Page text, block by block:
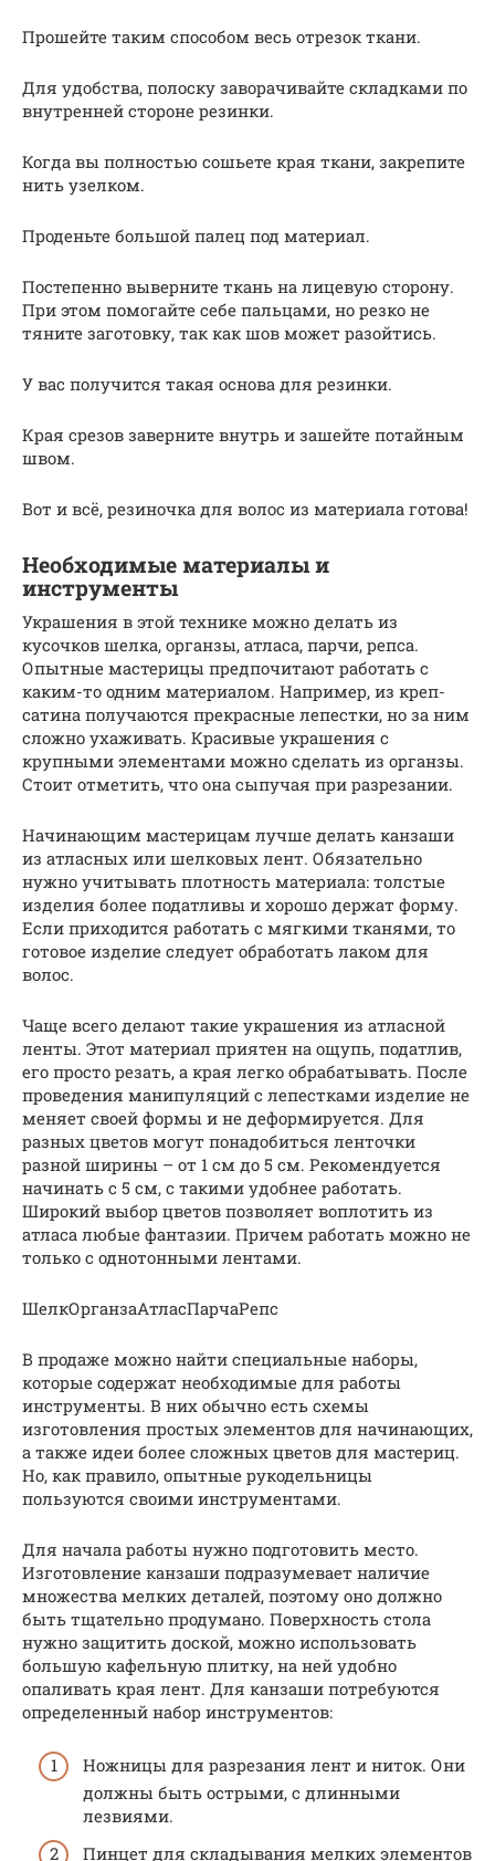
Прошейте таким способом весь отрезок ткани.
Для удобства, полоску заворачивайте складками по
внутренней стороне резинки.
Когда вы полностью сошьете края ткани, закрепите
нить узелком.
Проденьте большой палец под материал.
Постепенно выверните ткань на лицевую сторону.
При этом помогайте себе пальцами, но резко не
тяните заготовку, так как шов может разойтись.
У вас получится такая основа для резинки.
Края срезов заверните внутрь и зашейте потайным
швом.
Вот и всё, резиночка для волос из материала готова!
Необходимые материалы и
инструменты
Украшения в этой технике можно делать из
кусочков шелка, органзы, атласа, парчи, репса.
Опытные мастерицы предпочитают работать с
каким-то одним материалом. Например, из креп-
сатина получаются прекрасные лепестки, но за ним
сложно ухаживать. Красивые украшения с
крупными элементами можно сделать из органзы.
Стоит отметить, что она сыпучая при разрезании.
Начинающим мастерицам лучше делать канзаши
из атласных или шелковых лент. Обязательно
нужно учитывать плотность материала: толстые
изделия более податливы и хорошо держат форму.
Если приходится работать с мягкими тканями, то
готовое изделие следует обработать лаком для
волос.
Чаще всего делают такие украшения из атласной
ленты. Этот материал приятен на ощупь, податлив,
его просто резать, а края легко обрабатывать. После
проведения манипуляций с лепестками изделие не
меняет своей формы и не деформируется. Для
разных цветов могут понадобиться ленточки
разной ширины – от 1 см до 5 см. Рекомендуется
начинать с 5 см, с такими удобнее работать.
Широкий выбор цветов позволяет воплотить из
атласа любые фантазии. Причем работать можно не
только с однотонными лентами.
ШелкОрганзаАтласПарчаРепс
В продаже можно найти специальные наборы,
которые содержат необходимые для работы
инструменты. В них обычно есть схемы
изготовления простых элементов для начинающих,
а также идеи более сложных цветов для мастериц.
Но, как правило, опытные рукодельницы
пользуются своими инструментами.
Для начала работы нужно подготовить место.
Изготовление канзаши подразумевает наличие
множества мелких деталей, поэтому оно должно
быть тщательно продумано. Поверхность стола
нужно защитить доской, можно использовать
большую кафельную плитку, на ней удобно
опаливать края лент. Для канзаши потребуются
определенный набор инструментов:
Ножницы для разрезания лент и ниток. Они
должны быть острыми, с длинными
лезвиями.
Пинцет для складывания мелких элементов